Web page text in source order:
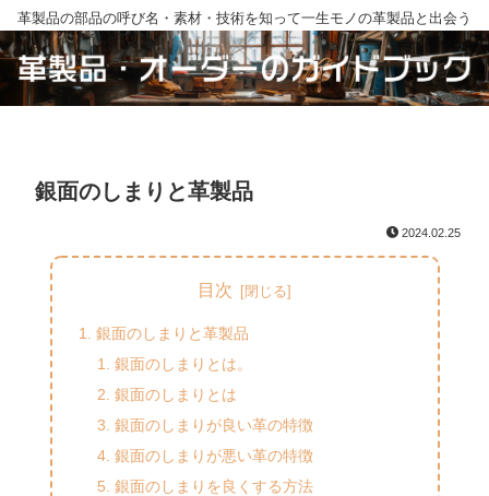
革製品の部品の呼び名・素材・技術を知って一生モノの革製品と出会う
銀面のしまりと革製品
2024.02.25
目次
銀面のしまりと革製品
銀面のしまりとは。
銀面のしまりとは
銀面のしまりが良い革の特徴
銀面のしまりが悪い革の特徴
銀面のしまりを良くする方法